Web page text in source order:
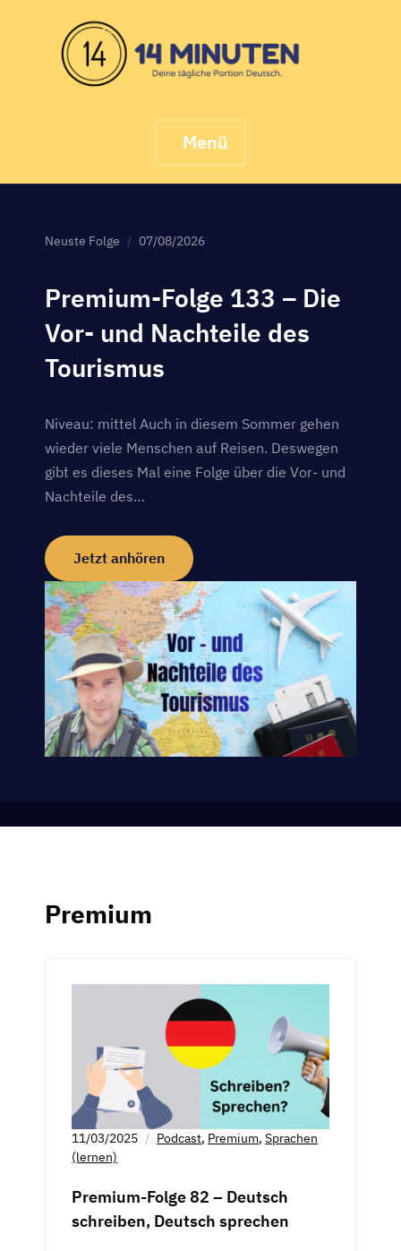
content
Menü
Neuste Folge 07/08/2026
Premium-Folge 133 – Die
Vor- und Nachteile des
Tourismus
Niveau: mittel Auch in diesem Sommer gehen
wieder viele Menschen auf Reisen. Deswegen
gibt es dieses Mal eine Folge über die Vor- und
Nachteile des…
Jetzt anhören
Premium
11/03/2025 Podcast, Premium, Sprachen
(lernen)
Premium-Folge 82 – Deutsch
schreiben, Deutsch sprechen